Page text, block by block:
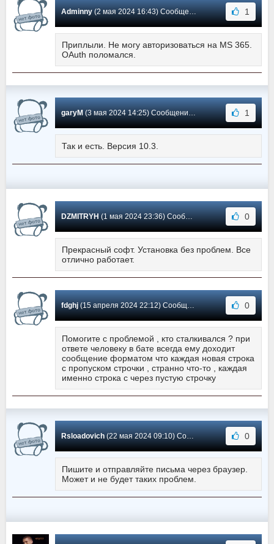
Adminny(2 мая 2024 16:43) Сообщение #2179 1
Приплыли. Не могу авторизоваться на MS 365.
OAuth поломался.
garyM(3 мая 2024 14:25) Сообщение #2178 1
Так и есть. Версия 10.3.
DZMITRYH(1 мая 2024 23:36) Сообщение #2177 0
Прекрасный софт. Установка без проблем. Все
отлично работает.
fdghj(15 апреля 2024 22:12) Сообщение #2176 0
Помогите с проблемой , кто сталкивался ? при
ответе человеку в бате всегда ему доходит
сообщение форматом что каждая новая строка
с пропуском строчки , странно что-то , каждая
именно строка с через пустую строчку
Rsloadovich(22 мая 2024 09:10) Сообщение #2175 0
Пишите и отправляйте письма через браузер.
Может и не будет таких проблем.